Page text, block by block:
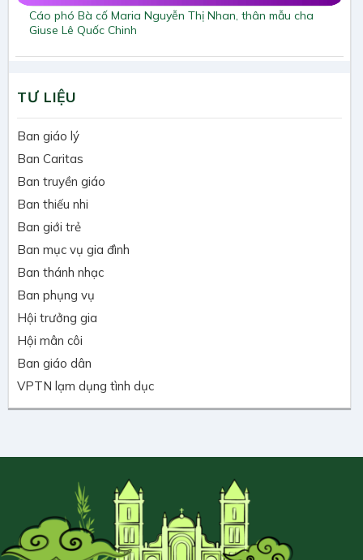
Cáo phó Bà cố Maria Nguyễn Thị Nhan, thân mẫu cha
Giuse Lê Quốc Chinh
TƯ LIỆU
Ban giáo lý
Ban Caritas
Ban truyền giáo
Ban thiếu nhi
Ban giới trẻ
Ban mục vụ gia đình
Ban thánh nhạc
Ban phụng vụ
Hội trưởng gia
Hội mân côi
Ban giáo dân
VPTN lạm dụng tình dục